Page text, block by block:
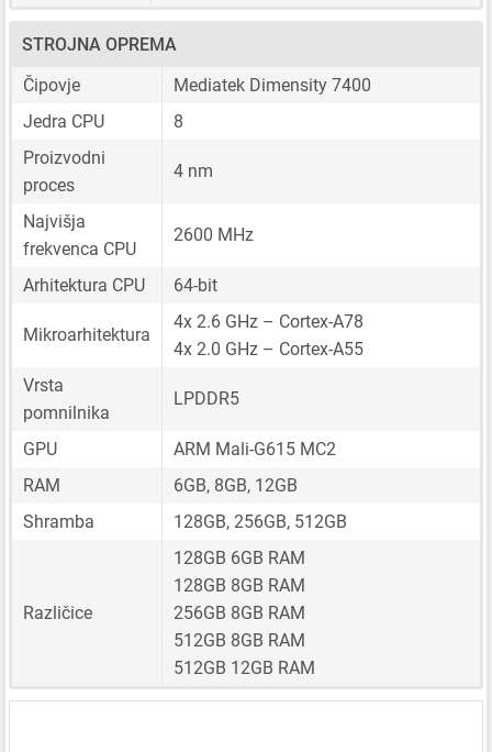
STROJNA OPREMA
Čipovje
Mediatek Dimensity 7400
Jedra CPU
8
Proizvodni
proces
4 nm
Najvišja
frekvenca CPU
2600 MHz
Arhitektura CPU 64-bit
Mikroarhitektura
4x 2.6 GHz – Cortex-A78
4x 2.0 GHz – Cortex-A55
Vrsta
pomnilnika
LPDDR5
GPU
ARM Mali-G615 MC2
RAM
6GB, 8GB, 12GB
Shramba
128GB, 256GB, 512GB
Različice
128GB 6GB RAM
128GB 8GB RAM
256GB 8GB RAM
512GB 8GB RAM
512GB 12GB RAM